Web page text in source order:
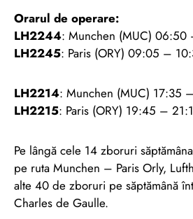
Orarul de operare:
LH2244: Munchen (MUC) 06:50
LH2245: Paris (ORY) 09:05 –
LH2214: Munchen (MUC) 17:35
LH2215: Paris (ORY) 19:45 –
Pe lângă cele 14 zboruri
pe ruta Munchen – Paris Orly,
alte 40 de zboruri pe săptămână
Charles de Gaulle.